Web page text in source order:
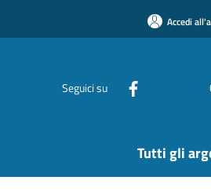
Accedi
Seguici su
Tutti gli